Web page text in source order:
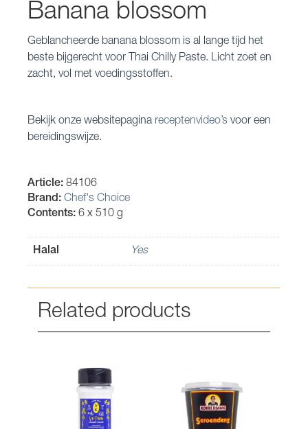
Banana blossom
Geblancheerde banana blossom is al lange tijd het
beste bijgerecht voor Thai Chilly Paste. Licht zoet en
zacht, vol met voedingsstoffen.
Bekijk onze websitepagina receptenvideo’s voor een
bereidingswijze.
Article: 84106
Brand: Chef's Choice
Contents: 6 x 510 g
Halal Yes
Related products